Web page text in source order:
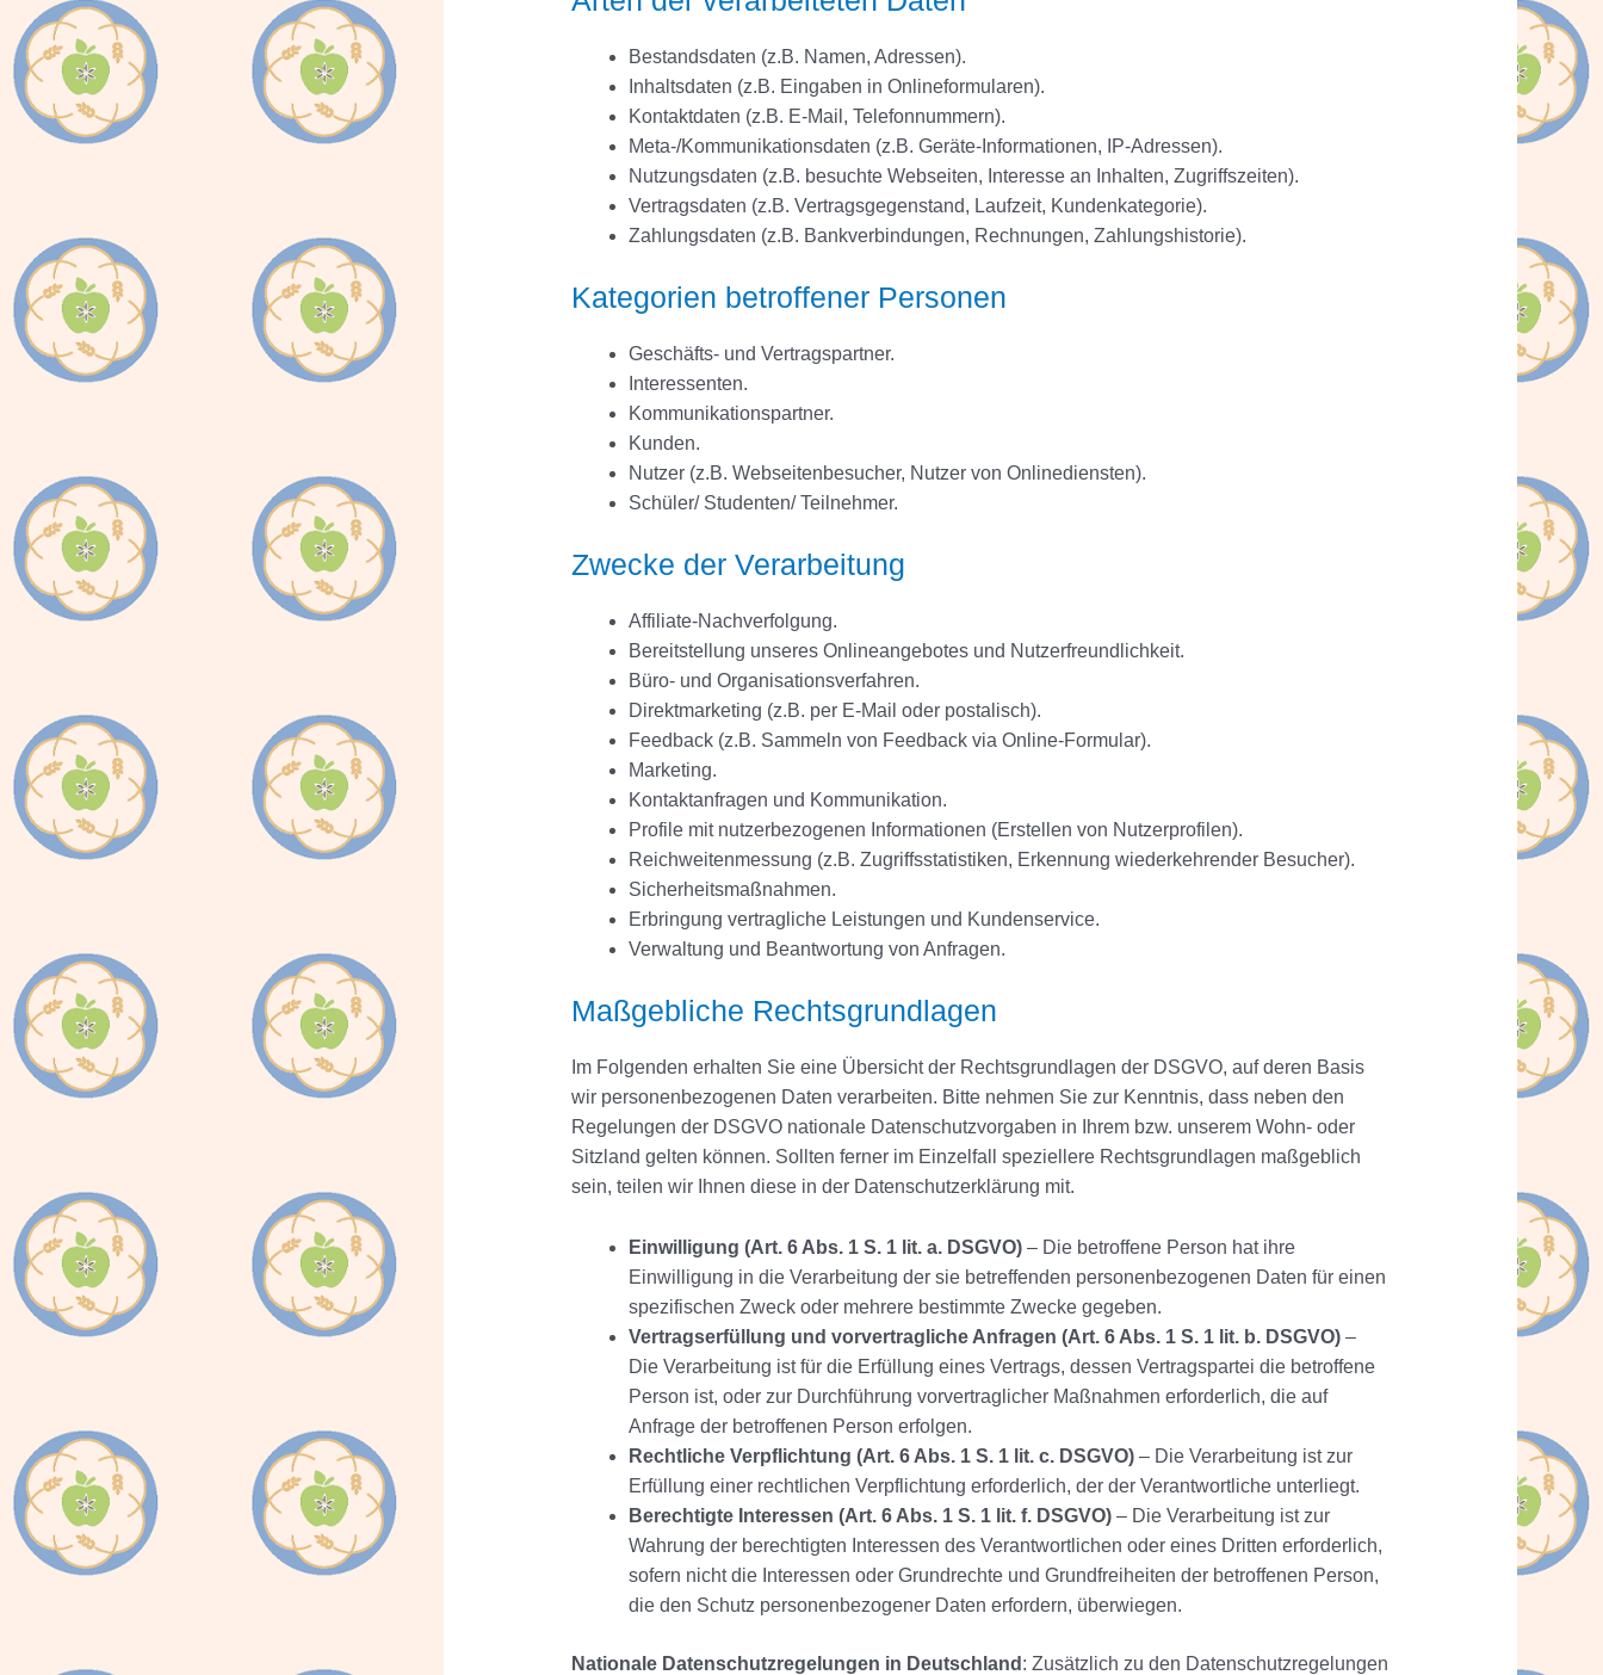
Bestandsdaten (z.B. Namen, Adressen).
Inhaltsdaten (z.B. Eingaben in Onlineformularen).
Kontaktdaten (z.B. E-Mail, Telefonnummern).
Meta-/Kommunikationsdaten (z.B. Geräte-Informationen, IP-Adressen).
Nutzungsdaten (z.B. besuchte Webseiten, Interesse an Inhalten, Zugriffszeiten).
Vertragsdaten (z.B. Vertragsgegenstand, Laufzeit, Kundenkategorie).
Zahlungsdaten (z.B. Bankverbindungen, Rechnungen, Zahlungshistorie).
Kategorien betroffener Personen
Geschäfts- und Vertragspartner.
Interessenten.
Kommunikationspartner.
Kunden.
Nutzer (z.B. Webseitenbesucher, Nutzer von Onlinediensten).
Schüler/ Studenten/ Teilnehmer.
Zwecke der Verarbeitung
Affiliate-Nachverfolgung.
Bereitstellung unseres Onlineangebotes und Nutzerfreundlichkeit.
Büro- und Organisationsverfahren.
Direktmarketing (z.B. per E-Mail oder postalisch).
Feedback (z.B. Sammeln von Feedback via Online-Formular).
Marketing.
Kontaktanfragen und Kommunikation.
Profile mit nutzerbezogenen Informationen (Erstellen von Nutzerprofilen).
Reichweitenmessung (z.B. Zugriffsstatistiken, Erkennung wiederkehrender Besucher).
Sicherheitsmaßnahmen.
Erbringung vertragliche Leistungen und Kundenservice.
Verwaltung und Beantwortung von Anfragen.
Maßgebliche Rechtsgrundlagen
Im Folgenden erhalten Sie eine Übersicht der Rechtsgrundlagen der DSGVO, auf deren Basis
wir personenbezogenen Daten verarbeiten. Bitte nehmen Sie zur Kenntnis, dass neben den
Regelungen der DSGVO nationale Datenschutzvorgaben in Ihrem bzw. unserem Wohn- oder
Sitzland gelten können. Sollten ferner im Einzelfall speziellere Rechtsgrundlagen maßgeblich
sein, teilen wir Ihnen diese in der Datenschutzerklärung mit.
Einwilligung (Art. 6 Abs. 1 S. 1 lit. a. DSGVO)– Die betroffene Person hat ihre
Einwilligung in die Verarbeitung der sie betreffenden personenbezogenen Daten für einen
spezifischen Zweck oder mehrere bestimmte Zwecke gegeben.
Vertragserfüllung und vorvertragliche Anfragen (Art. 6 Abs. 1 S. 1 lit. b. DSGVO)–
Die Verarbeitung ist für die Erfüllung eines Vertrags, dessen Vertragspartei die betroffene
Person ist, oder zur Durchführung vorvertraglicher Maßnahmen erforderlich, die auf
Anfrage der betroffenen Person erfolgen.
Rechtliche Verpflichtung (Art. 6 Abs. 1 S. 1 lit. c. DSGVO)– Die Verarbeitung ist zur
Erfüllung einer rechtlichen Verpflichtung erforderlich, der der Verantwortliche unterliegt.
Berechtigte Interessen (Art. 6 Abs. 1 S. 1 lit. f. DSGVO)– Die Verarbeitung ist zur
Wahrung der berechtigten Interessen des Verantwortlichen oder eines Dritten erforderlich,
sofern nicht die Interessen oder Grundrechte und Grundfreiheiten der betroffenen Person,
die den Schutz personenbezogener Daten erfordern, überwiegen.
Nationale Datenschutzregelungen in Deutschland : Zusätzlich zu den Datenschutzregelungen